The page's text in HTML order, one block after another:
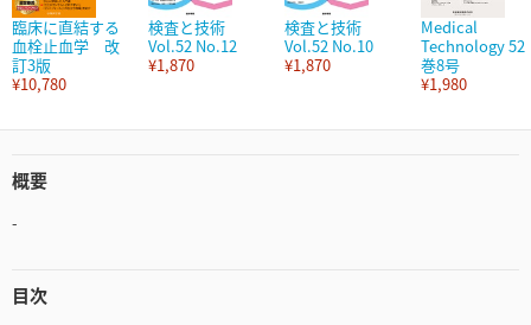
臨床に直結する
血栓止血学 改
訂3版
¥10,780
検査と技術
Vol.52 No.12
¥1,870
検査と技術
Vol.52 No.10
¥1,870
Medical
Technology 52
巻8号
¥1,980
概要
-
目次